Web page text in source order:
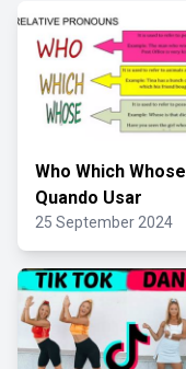
Who Which Whose
Quando Usar
25 September 2024